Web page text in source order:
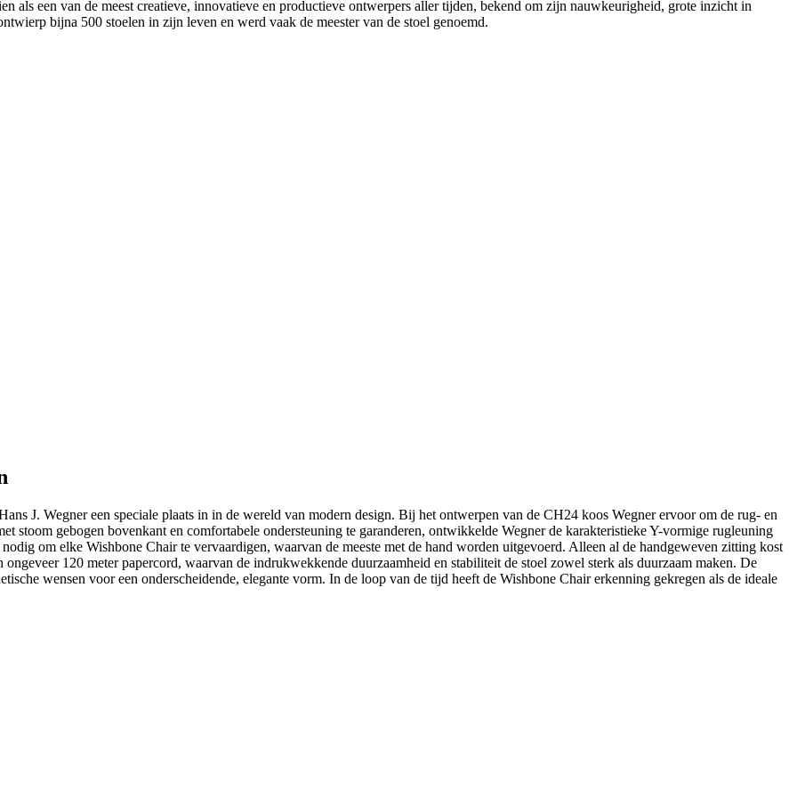
als een van de meest creatieve, innovatieve en productieve ontwerpers aller tijden, bekend om zijn nauwkeurigheid, grote inzicht in
bijna 500 stoelen in zijn leven en werd vaak de meester van de stoel genoemd.
J. Wegner een speciale plaats in in de wereld van modern design. Bij het ontwerpen van de CH24 koos Wegner ervoor om de rug- en
stoom gebogen bovenkant en comfortabele ondersteuning te garanderen, ontwikkelde Wegner de karakteristieke Y-vormige rugleuning
om elke Wishbone Chair te vervaardigen, waarvan de meeste met de hand worden uitgevoerd. Alleen al de handgeweven zitting kost
120 meter papercord, waarvan de indrukwekkende duurzaamheid en stabiliteit de stoel zowel sterk als duurzaam maken. De
wensen voor een onderscheidende, elegante vorm. In de loop van de tijd heeft de Wishbone Chair erkenning gekregen als de ideale